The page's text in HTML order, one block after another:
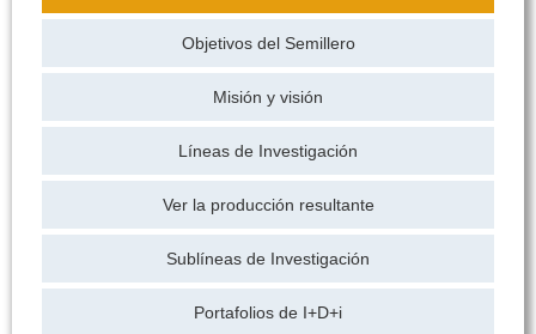
Objetivos del Semillero
Misión y visión
Líneas de Investigación
Ver la producción resultante
Sublíneas de Investigación
Portafolios de I+D+i